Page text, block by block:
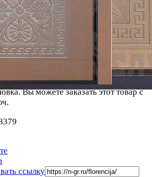
Вы можете заказать этот товар с
ссылку